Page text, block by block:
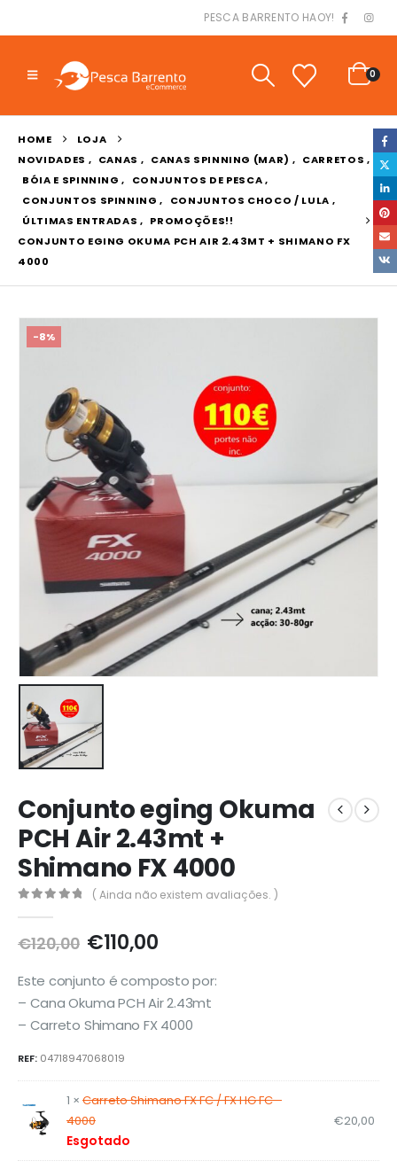
PESCA BARRENTO HAOY!
0
HOME
LOJA
NOVIDADES , CANAS , CANAS SPINNING (MAR) , CARRETOS ,
BÓIA E SPINNING , CONJUNTOS DE PESCA,
CONJUNTOS SPINNING , CONJUNTOS CHOCO / LULA ,
ÚLTIMAS ENTRADAS , PROMOÇÕES!!
CONJUNTO EGING OKUMA PCH AIR 2.43MT + SHIMANO FX
4000
-8%
Conjunto eging Okuma
PCH Air 2.43mt +
Shimano FX 4000
( Ainda não existem avaliações. )
€120,00 O
original
era:
€120,00.
€110,00O
atual
é:
€110,00.
Este conjunto é composto por:
– Cana Okuma PCH Air 2.43mt
– Carreto Shimano FX 4000
REF: 04718947068019
1 × Carreto Shimano FX FC / FX HG FC -
4000
Esgotado
€20,00